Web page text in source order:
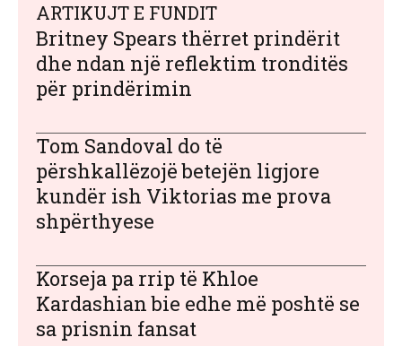
ARTIKUJT E FUNDIT
Britney Spears thërret prindërit
dhe ndan një reflektim tronditës
për prindërimin
Tom Sandoval do të
përshkallëzojë betejën ligjore
kundër ish Viktorias me prova
shpërthyese
Korseja pa rrip të Khloe
Kardashian bie edhe më poshtë se
sa prisnin fansat